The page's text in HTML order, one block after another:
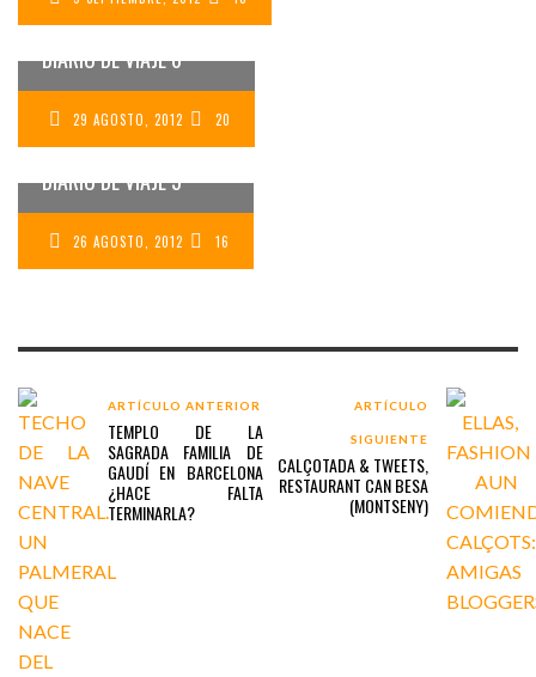
TRANSMONGOLIANO:
DIARIO DE VIAJE 6
29 AGOSTO, 2012 20
TRANSMONGOLIANO:
DIARIO DE VIAJE 5
26 AGOSTO, 2012 16
ARTÍCULO ANTERIOR
TEMPLO DE LA
SAGRADA FAMILIA DE
GAUDÍ EN BARCELONA
¿HACE FALTA
TERMINARLA?
ARTÍCULO
SIGUIENTE
CALÇOTADA & TWEETS,
RESTAURANT CAN BESA
(MONTSENY)